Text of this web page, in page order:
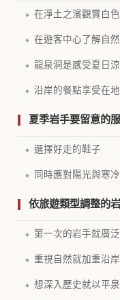
在淨土之濱觀賞白
在遊客中心了解自然
龍泉洞是感受夏日
沿岸的餐點享受在
夏季岩手要留意的
選擇好走的鞋子
同時應對陽光與寒冷
依旅遊類型調整的
第一次的岩手就廣
重視自然就加重沿
想深入歷史就以平